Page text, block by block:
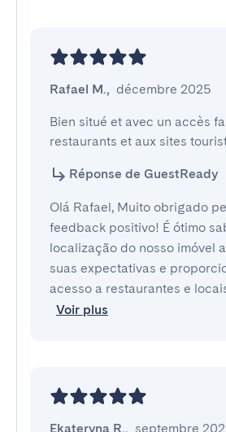
Rafael M., décembre 2025
Bien situé et avec un accès
restaurants et aux sites
Réponse de GuestReady
Olá Rafael, Muito obrigado
feedback positivo! É ótimo
localização do nosso imóvel
suas expectativas e
acesso a restaurantes e
Voir plus
Ekateryna R., septembre